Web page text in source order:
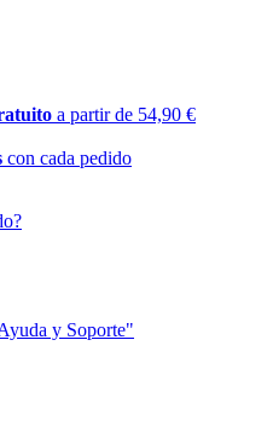
a partir de 54,90 €
con cada pedido
y Soporte"